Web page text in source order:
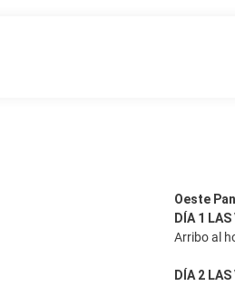
Oeste
DÍA 1 LAS
Arribo al
DÍA 2 LAS